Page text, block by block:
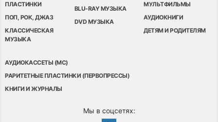
ПЛАСТИНКИ
ПОП, РОК, ДЖАЗ
КЛАССИЧЕСКАЯ
МУЗЫКА
BLU-RAY МУЗЫКА
DVD МУЗЫКА
МУЛЬТФИЛЬМЫ
АУДИОКНИГИ
ДЕТЯМ И РОДИТЕЛЯМ
АУДИОКАССЕТЫ (MC)
РАРИТЕТНЫЕ ПЛАСТИНКИ (ПЕРВОПРЕССЫ)
КНИГИ И ЖУРНАЛЫ
Мы в соцсетях: